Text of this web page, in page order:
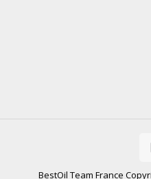
BestOil Team France